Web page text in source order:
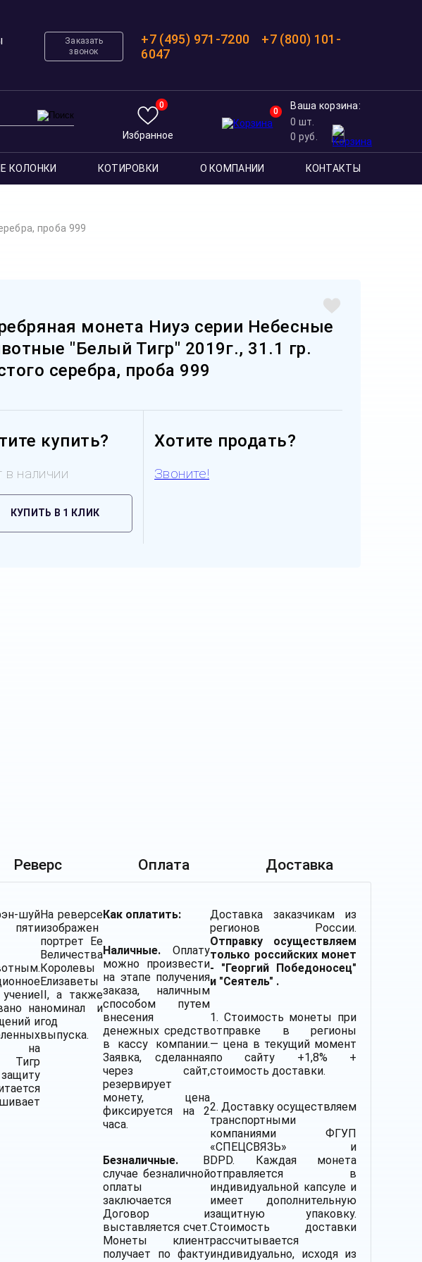
Заказать
звонок
+7 (495) 971-7200
+7 (800) 101-
6047
0
Избранное
0
Ваша корзина:
0 шт.
0 руб.
КОЛОНКИ КОТИРОВКИ О КОМПАНИИ КОНТАКТЫ
проба 999
монета Ниуэ серии Небесные
"Белый Тигр" 2019г., 31.1 гр.
серебра, проба 999
купить?
в наличии
КУПИТЬ В 1 КЛИК
Хотите продать?
Звоните!
Реверс Оплата Доставка
шуй
на
и
на
На реверсе
изображен
портрет Ее
Величества
Королевы
Елизаветы
II, а также
номинал и
год
выпуска.
Как оплатить:
Наличные. Оплату
можно произвести
на этапе получения
заказа, наличным
способом путем
внесения
денежных средств
в кассу компании.
Заявка, сделанная
через сайт,
резервирует
монету, цена
фиксируется на 2
часа.
Безналичные.
В
случае безналичной
оплаты
заключается
Договор и
выставляется счет.
Монеты клиент
получает по факту
Доставка заказчикам из
регионов России.
Отправку осуществляем
только российских монет
- "Георгий Победоносец"
и "Сеятель" .
1. Стоимость монеты при
отправке в регионы
— цена в текущий момент
по сайту +1,8% +
стоимость доставки.
2. Доставку осуществляем
транспортными
компаниями
ФГУП
«СПЕЦСВЯЗЬ» и
DPD. Каждая монета
отправляется в
индивидуальной капсуле и
имеет дополнительную
защитную упаковку.
Стоимость доставки
рассчитывается
индивидуально, исходя из